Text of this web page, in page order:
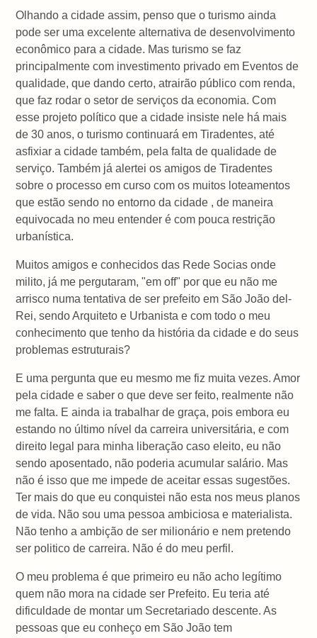
Olhando a cidade assim, penso que o turismo ainda
pode ser uma excelente alternativa de desenvolvimento
econômico para a cidade. Mas turismo se faz
principalmente com investimento privado em Eventos de
qualidade, que dando certo, atrairão público com renda,
que faz rodar o setor de serviços da economia. Com
esse projeto político que a cidade insiste nele há mais
de 30 anos, o turismo continuará em Tiradentes, até
asfixiar a cidade também, pela falta de qualidade de
serviço. Também já alertei os amigos de Tiradentes
sobre o processo em curso com os muitos loteamentos
que estão sendo no entorno da cidade , de maneira
equivocada no meu entender é com pouca restrição
urbanística.
Muitos amigos e conhecidos das Rede Socias onde
milito, já me pergutaram, "em off" por que eu não me
arrisco numa tentativa de ser prefeito em São João del-
Rei, sendo Arquiteto e Urbanista e com todo o meu
conhecimento que tenho da história da cidade e do seus
problemas estruturais?
E uma pergunta que eu mesmo me fiz muita vezes. Amor
pela cidade e saber o que deve ser feito, realmente não
me falta. E ainda ia trabalhar de graça, pois embora eu
estando no último nível da carreira universitária, e com
direito legal para minha liberação caso eleito, eu não
sendo aposentado, não poderia acumular salário. Mas
não é isso que me impede de aceitar essas sugestões.
Ter mais do que eu conquistei não esta nos meus planos
de vida. Não sou uma pessoa ambiciosa e materialista.
Não tenho a ambição de ser milionário e nem pretendo
ser politico de carreira. Não é do meu perfil.
O meu problema é que primeiro eu não acho legítimo
quem não mora na cidade ser Prefeito. Eu teria até
dificuldade de montar um Secretariado descente. As
pessoas que eu conheço em São João tem